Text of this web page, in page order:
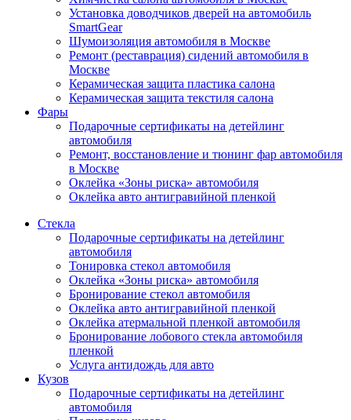
Установка доводчиков дверей на автомобиль
SmartGear
Шумоизоляция автомобиля в Москве
Ремонт (реставрация) сидений автомобиля в
Москве
Керамическая защита пластика салона
Керамическая защита текстиля салона
Фары
Подарочные сертификаты на детейлинг
автомобиля
Ремонт, восстановление и тюнинг фар автомобиля
в Москве
Оклейка «Зоны риска» автомобиля
Оклейка авто антигравийной пленкой
Стекла
Подарочные сертификаты на детейлинг
автомобиля
Тонировка стекол автомобиля
Оклейка «Зоны риска» автомобиля
Бронирование стекол автомобиля
Оклейка авто антигравийной пленкой
Оклейка атермальной пленкой автомобиля
Бронирование лобового стекла автомобиля
пленкой
Услуга антидождь для авто
Кузов
Подарочные сертификаты на детейлинг
автомобиля